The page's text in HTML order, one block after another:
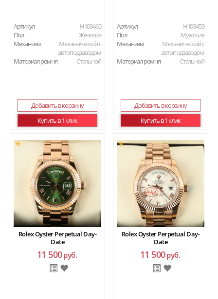
Артикул
H103460
Пол
Женские
Механизм
Механический с
автоподзаводом
Материал ремня
Стальной
Добавить в корзину
Купить в 1 клик
Артикул
H103459
Пол
Мужские
Механизм
Механический с
автоподзаводом
Материал ремня
Стальной
Добавить в корзину
Купить в 1 клик
Rolex Oyster Perpetual Day-
Date
11 500руб.
Rolex Oyster Perpetual Day-
Date
11 500руб.